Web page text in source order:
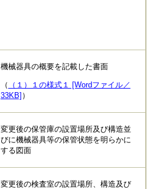
機械器具の概要を記載した書面
（
（１）１の様式１ [Wordファイル／
33KB] ）
変更後の保管庫の設置場所及び構造並
びに機械器具等の保管状態を明らかに
する図面
変更後の検査室の設置場所、構造及び